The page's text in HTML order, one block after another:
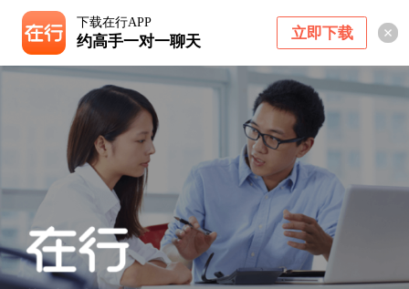
下载在行APP
约高手一对一聊天 立即下载